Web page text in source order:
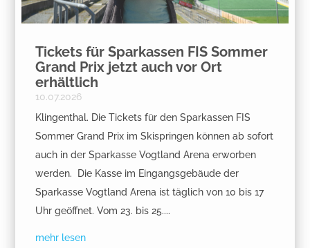
Tickets für Sparkassen FIS Sommer
Grand Prix jetzt auch vor Ort
erhältlich
10.07.2026
Klingenthal. Die Tickets für den Sparkassen FIS
Sommer Grand Prix im Skispringen können ab sofort
auch in der Sparkasse Vogtland Arena erworben
werden. Die Kasse im Eingangsgebäude der
Sparkasse Vogtland Arena ist täglich von 10 bis 17
Uhr geöffnet. Vom 23. bis 25....
mehr lesen